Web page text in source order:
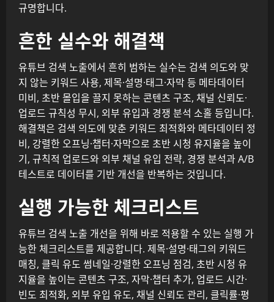
규명합니다.
흔한 실수와 해결책
유튜브 검색 노출에서 흔히 범하는 실수는 검색 의도와 맞
지 않는 키워드 사용, 제목·설명·태그·자막 등 메타데이터
미비, 초반 몰입을 끌지 못하는 콘텐츠 구조, 채널 신뢰도·
업로드 규칙성 무시, 외부 유입과 경쟁 분석 소홀 등입니다.
해결책은 검색 의도에 맞춘 키워드 최적화와 메타데이터 정
비, 강렬한 오프닝·챕터·자막으로 초반 시청 유지율을 높이
기, 규칙적 업로드와 외부 채널 유입 전략, 경쟁 분석과 A/B
테스트로 데이터를 기반 개선을 반복하는 것입니다.
실행 가능한 체크리스트
유튜브 검색 노출 개선을 위해 바로 적용할 수 있는 실행 가
능한 체크리스트를 제공합니다. 제목·설명·태그의 키워드
매칭, 클릭 유도 썸네일·강렬한 오프닝 점검, 초반 시청 유
지율을 높이는 콘텐츠 구조, 자막·챕터 추가, 업로드 시간·
빈도 최적화, 외부 유입 유도, 채널 신뢰도 관리, 클릭률·평